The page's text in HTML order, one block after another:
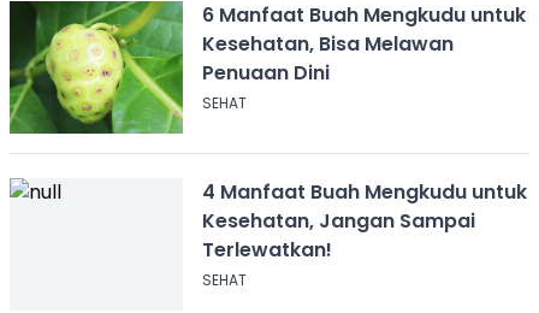
6 Manfaat Buah Mengkudu untuk
Kesehatan, Bisa Melawan
Penuaan Dini
SEHAT
4 Manfaat Buah Mengkudu untuk
Kesehatan, Jangan Sampai
Terlewatkan!
SEHAT